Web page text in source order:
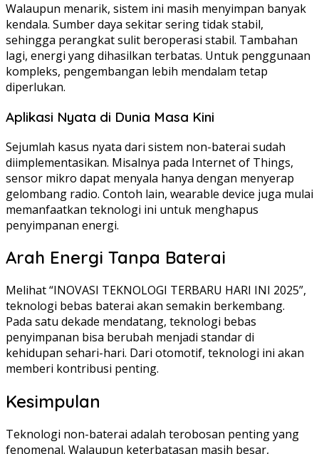
Walaupun menarik, sistem ini masih menyimpan banyak
kendala. Sumber daya sekitar sering tidak stabil,
sehingga perangkat sulit beroperasi stabil. Tambahan
lagi, energi yang dihasilkan terbatas. Untuk penggunaan
kompleks, pengembangan lebih mendalam tetap
diperlukan.
Aplikasi Nyata di Dunia Masa Kini
Sejumlah kasus nyata dari sistem non-baterai sudah
diimplementasikan. Misalnya pada Internet of Things,
sensor mikro dapat menyala hanya dengan menyerap
gelombang radio. Contoh lain, wearable device juga mulai
memanfaatkan teknologi ini untuk menghapus
penyimpanan energi.
Arah Energi Tanpa Baterai
Melihat “INOVASI TEKNOLOGI TERBARU HARI INI 2025”,
teknologi bebas baterai akan semakin berkembang.
Pada satu dekade mendatang, teknologi bebas
penyimpanan bisa berubah menjadi standar di
kehidupan sehari-hari. Dari otomotif, teknologi ini akan
memberi kontribusi penting.
Kesimpulan
Teknologi non-baterai adalah terobosan penting yang
fenomenal. Walaupun keterbatasan masih besar,